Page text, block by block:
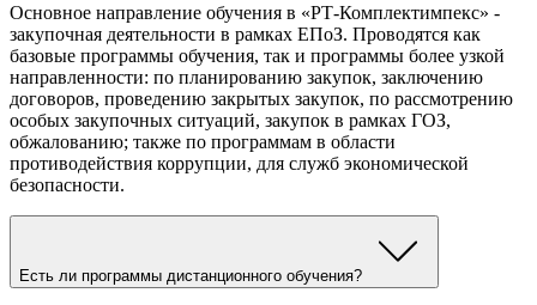
Основное направление обучения в «РТ-Комплектимпекс» -
закупочная деятельности в рамках ЕПоЗ. Проводятся как
базовые программы обучения, так и программы более узкой
направленности: по планированию закупок, заключению
договоров, проведению закрытых закупок, по рассмотрению
особых закупочных ситуаций, закупок в рамках ГОЗ,
обжалованию; также по программам в области
противодействия коррупции, для служб экономической
безопасности.
Есть ли программы дистанционного обучения?